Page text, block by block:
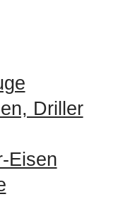
Driller
Eisen